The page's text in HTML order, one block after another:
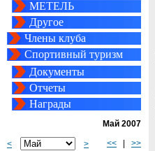
МЕТЕЛЬ
Другое
Члены клуба
Спортивный туризм
Документы
Отчеты
Награды
Май 2007
< > << >>